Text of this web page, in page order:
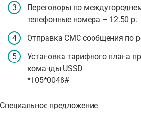
Переговоры по
телефонные номера – 12.50 р.
Отправка СМС сообщения по
Установка тарифного плана
команды USSD
*105*0048#
Специальное предложение